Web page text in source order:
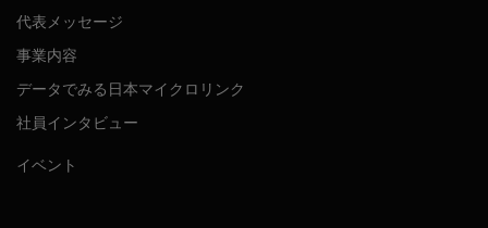
代表メッセージ
事業内容
データでみる日本マイクロリンク
社員インタビュー
イベント